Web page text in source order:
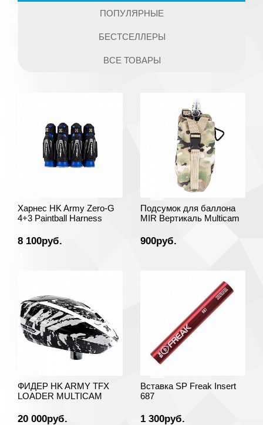
ПОПУЛЯРНЫЕ
БЕСТСЕЛЛЕРЫ
ВСЕ ТОВАРЫ
Харнес HK Army Zero-G
4+3 Paintball Harness
8 100руб.
Подсумок для баллона
MIR Вертикаль Multicam
900руб.
ФИДЕР HK ARMY TFX
LOADER MULTICAM
20 000руб.
Вставка SP Freak Insert
687
1 300руб.